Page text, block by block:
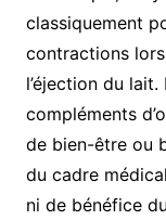
classiquement
contractions
l’éjection du
compléments
de bien-être ou
du cadre
ni de bénéfice